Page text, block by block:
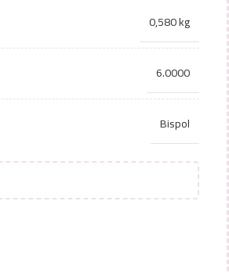
0,580 kg
6.0000
Bispol